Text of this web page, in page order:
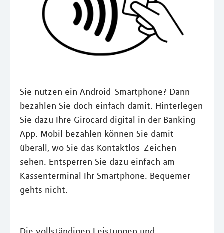
Sie nutzen ein Android-Smartphone? Dann
bezahlen Sie doch einfach damit. Hinterlegen
Sie dazu Ihre Girocard digital in der Banking
App. Mobil bezahlen können Sie damit
überall, wo Sie das Kontaktlos-Zeichen
sehen. Entsperren Sie dazu einfach am
Kassenterminal Ihr Smartphone. Bequemer
gehts nicht.